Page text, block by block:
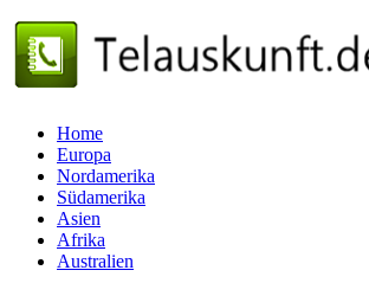
Home
Europa
Nordamerika
Südamerika
Asien
Afrika
Australien